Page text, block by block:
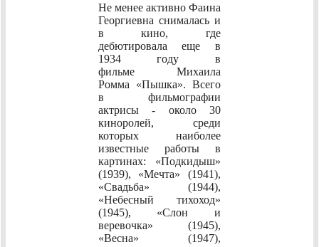
Не менее активно Фаина
Георгиевна снималась и
в кино, где
дебютировала еще в
1934 году в
фильме Михаила
Ромма «Пышка». Всего
в фильмографии
актрисы - около 30
киноролей, среди
которых наиболее
известные работы в
картинах: «Подкидыш»
(1939), «Мечта» (1941),
«Свадьба» (1944),
«Небесный тихоход»
(1945), «Слон и
веревочка» (1945),
«Весна» (1947),